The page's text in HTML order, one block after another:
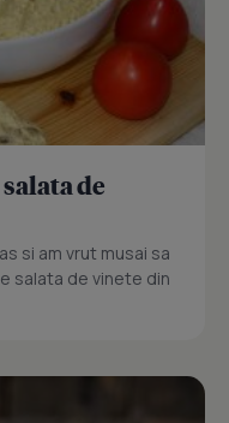
de
si am vrut musai sa
salata de vinete din